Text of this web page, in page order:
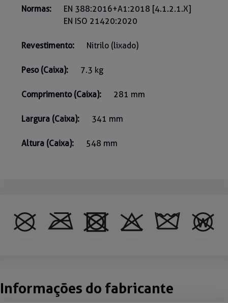
Normas:
EN 388:2016+A1:2018 [4.1.2.1.X]
EN ISO 21420:2020
Revestimento: Nitrilo (lixado)
Peso (Caixa): 7.3 kg
Comprimento (Caixa): 281 mm
Largura (Caixa): 341 mm
Altura (Caixa): 548 mm
Informações do fabricante